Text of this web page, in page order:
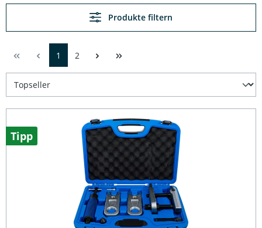
Produkte filtern
1 2
Tipp